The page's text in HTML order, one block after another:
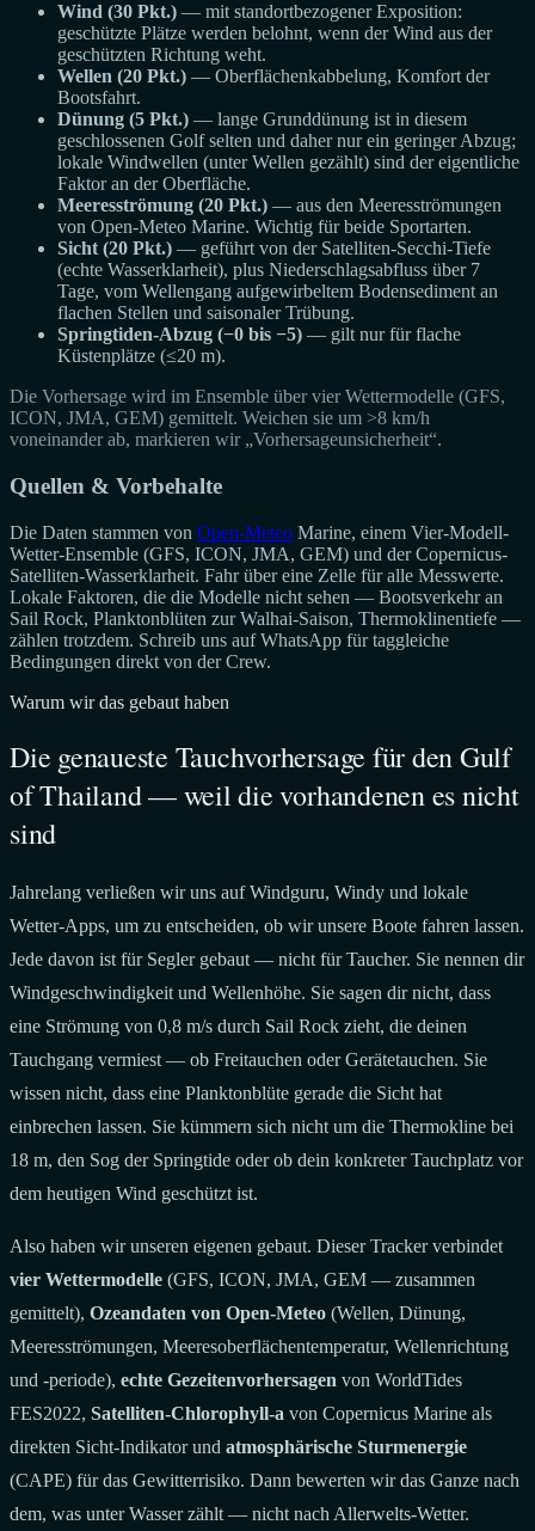
Wind (30 Pkt.) — mit standortbezogener Exposition:
geschützte Plätze werden belohnt, wenn der Wind aus der
geschützten Richtung weht.
Wellen (20 Pkt.) — Oberflächenkabbelung, Komfort der
Bootsfahrt.
Dünung (5 Pkt.) — lange Grunddünung ist in diesem
geschlossenen Golf selten und daher nur ein geringer Abzug;
lokale Windwellen (unter Wellen gezählt) sind der eigentliche
Faktor an der Oberfläche.
Meeresströmung (20 Pkt.) — aus den Meeresströmungen
von Open-Meteo Marine. Wichtig für beide Sportarten.
Sicht (20 Pkt.) — geführt von der Satelliten-Secchi-Tiefe
(echte Wasserklarheit), plus Niederschlagsabfluss über 7
Tage, vom Wellengang aufgewirbeltem Bodensediment an
flachen Stellen und saisonaler Trübung.
Springtiden-Abzug (−0 bis −5) — gilt nur für flache
Küstenplätze (≤20 m).
Die Vorhersage wird im Ensemble über vier Wettermodelle (GFS,
ICON, JMA, GEM) gemittelt. Weichen sie um >8 km/h
voneinander ab, markieren wir „Vorhersageunsicherheit“.
Quellen & Vorbehalte
Die Daten stammen von Open-Meteo Marine, einem Vier-Modell-
Wetter-Ensemble (GFS, ICON, JMA, GEM) und der Copernicus-
Satelliten-Wasserklarheit. Fahr über eine Zelle für alle Messwerte.
Lokale Faktoren, die die Modelle nicht sehen — Bootsverkehr an
Sail Rock, Planktonblüten zur Walhai-Saison, Thermoklinentiefe —
zählen trotzdem. Schreib uns auf WhatsApp für taggleiche
Bedingungen direkt von der Crew.
Warum wir das gebaut haben
Die genaueste Tauchvorhersage für den Gulf
of Thailand — weil die vorhandenen es nicht
sind
Jahrelang verließen wir uns auf Windguru, Windy und lokale
Wetter-Apps, um zu entscheiden, ob wir unsere Boote fahren lassen.
Jede davon ist für Segler gebaut — nicht für Taucher. Sie nennen dir
Windgeschwindigkeit und Wellenhöhe. Sie sagen dir nicht, dass
eine Strömung von 0,8 m/s durch Sail Rock zieht, die deinen
Tauchgang vermiest — ob Freitauchen oder Gerätetauchen. Sie
wissen nicht, dass eine Planktonblüte gerade die Sicht hat
einbrechen lassen. Sie kümmern sich nicht um die Thermokline bei
18 m, den Sog der Springtide oder ob dein konkreter Tauchplatz vor
dem heutigen Wind geschützt ist.
Also haben wir unseren eigenen gebaut. Dieser Tracker verbindet
vier Wettermodelle (GFS, ICON, JMA, GEM — zusammen
gemittelt), Ozeandaten von Open-Meteo (Wellen, Dünung,
Meeresströmungen, Meeresoberflächentemperatur, Wellenrichtung
und -periode), echte Gezeitenvorhersagen von WorldTides
FES2022, Satelliten-Chlorophyll-a von Copernicus Marine als
direkten Sicht-Indikator und atmosphärische Sturmenergie
(CAPE) für das Gewitterrisiko. Dann bewerten wir das Ganze nach
dem, was unter Wasser zählt — nicht nach Allerwelts-Wetter.